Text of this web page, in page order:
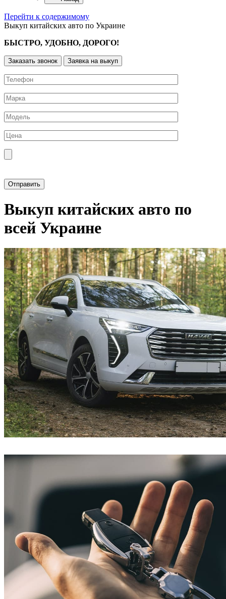
Перейти к содержимому
Выкуп китайских авто по Украине
БЫСТРО, УДОБНО, ДОРОГО!
Заказать звонок Заявка на выкуп
Выкуп китайских авто по
всей Украине